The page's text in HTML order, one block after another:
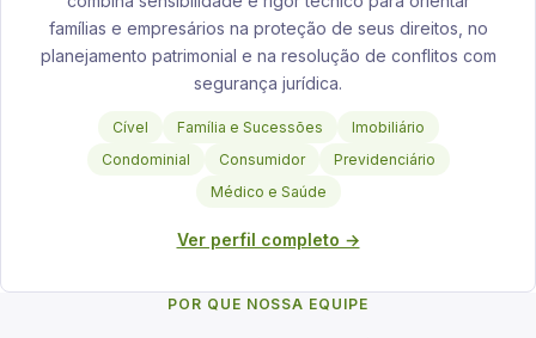
famílias e empresários na proteção de seus direitos, no
planejamento patrimonial e na resolução de conflitos com
segurança jurídica.
Cível Família e Sucessões
Imobiliário
Condominial
Consumidor
Previdenciário
Médico e Saúde
Ver perfil completo →
POR QUE NOSSA EQUIPE